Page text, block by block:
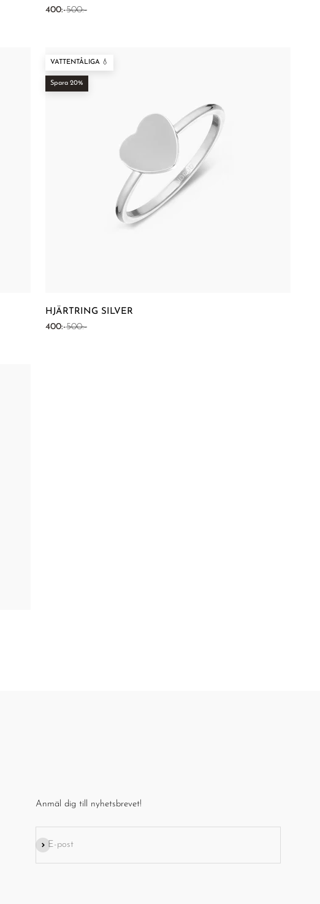
REA-pris
400:-Pris
500:-
VATTENTÅLIGA 💧
Spara 20%
HJÄRTRING SILVER
REA-pris
400:-Pris
500:-
Anmäl dig till nyhetsbrevet!
E-post
Prenumerera